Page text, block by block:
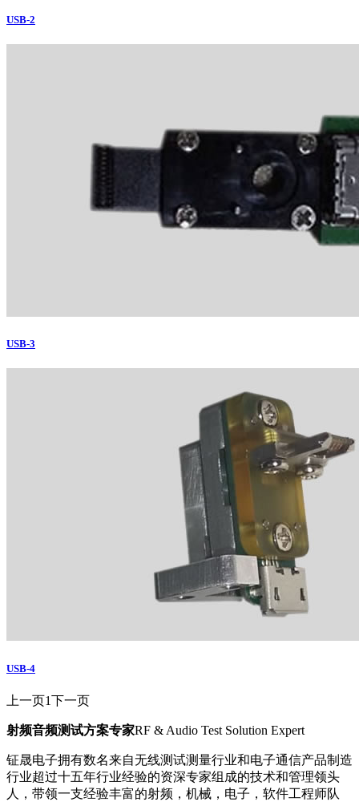
USB-2
USB-3
USB-4
上一页1下一页
射频音频测试方案专家RF & Audio Test Solution Expert
钲晟电子拥有数名来自无线测试测量行业和电子通信产品制造
行业超过十五年行业经验的资深专家组成的技术和管理领头
人，带领一支经验丰富的射频，机械，电子，软件工程师队